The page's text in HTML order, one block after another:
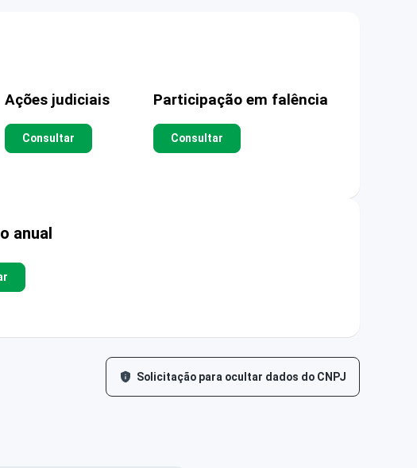
Ações judiciais
Consultar
Participação em falência
Consultar
anual
Solicitação para ocultar dados do CNPJ